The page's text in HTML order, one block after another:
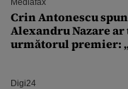
Crin Antonescu
Alexandru Nazare
următorul premier:
Digi24